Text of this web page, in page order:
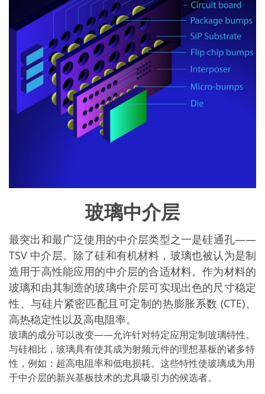
联系表格客户服务
国际交往
联系我们的客服
Expert Blog
玻璃中介层
最突出和最广泛使用的中介层类型之一是硅通孔——
TSV 中介层。除了硅和有机材料，玻璃也被认为是制
造用于高性能应用的中介层的合适材料。作为材料的
玻璃和由其制造的玻璃中介层可实现出色的尺寸稳定
性、与硅片紧密匹配且可定制的热膨胀系数 (CTE)、
高热稳定性以及高电阻率。
玻璃的成分可以改变——允许针对特定应用定制玻璃特性。
与硅相比，玻璃具有使其成为射频元件的理想基板的诸多特
性，例如：超高电阻率和低电损耗。这些特性使玻璃成为用
于中介层的新兴基板技术的尤具吸引力的候选者。